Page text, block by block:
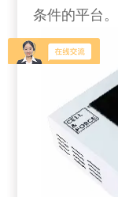
条件的平台。